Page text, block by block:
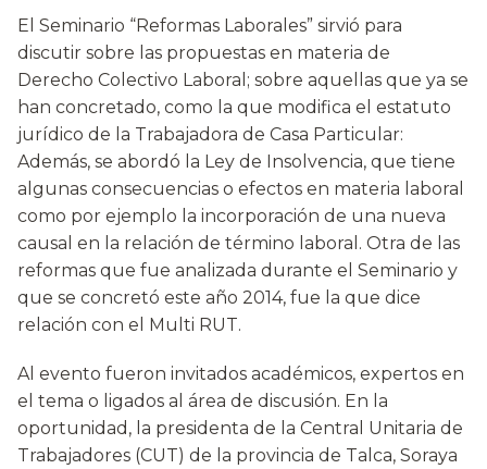
El Seminario “Reformas Laborales” sirvió para
discutir sobre las propuestas en materia de
Derecho Colectivo Laboral; sobre aquellas que ya se
han concretado, como la que modifica el estatuto
jurídico de la Trabajadora de Casa Particular:
Además, se abordó la Ley de Insolvencia, que tiene
algunas consecuencias o efectos en materia laboral
como por ejemplo la incorporación de una nueva
causal en la relación de término laboral. Otra de las
reformas que fue analizada durante el Seminario y
que se concretó este año 2014, fue la que dice
relación con el Multi RUT.
Al evento fueron invitados académicos, expertos en
el tema o ligados al área de discusión. En la
oportunidad, la presidenta de la Central Unitaria de
Trabajadores (CUT) de la provincia de Talca, Soraya